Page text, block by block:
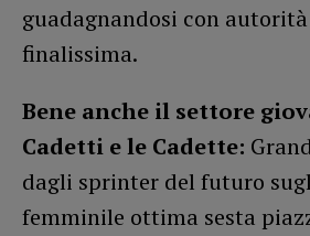
guadagnandosi con autorità
finalissima.
Bene anche il settore
Cadetti e le Cadette:
dagli sprinter del futuro
femminile ottima sesta